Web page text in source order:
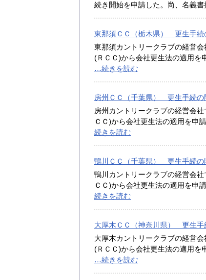
続き開始を申請した。尚、名義書
東那須ＣＣ（栃木県） 更生手続
東那須カントリークラブの経営
(ＲＣＣ)から会社更生法の適用を
…続きを読む
房州ＣＣ（千葉県） 更生手続の
房州カントリークラブの経営会
ＣＣ)から会社更生法の適用を申
続きを読む
鴨川ＣＣ（千葉県） 更生手続の
鴨川カントリークラブの経営会
ＣＣ)から会社更生法の適用を申
続きを読む
大厚木ＣＣ（神奈川県） 更生手
大厚木カントリークラブの経営
(ＲＣＣ)から会社更生法の適用を
…続きを読む